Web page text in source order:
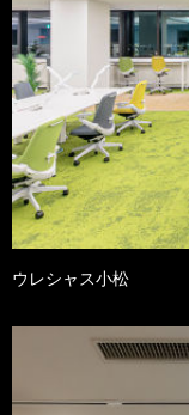
ウレシャス小松